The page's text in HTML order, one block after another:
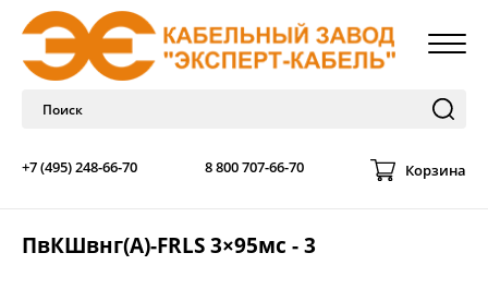
+7 (495) 248-66-70 8 800 707-66-70 Корзина
ПвКШвнг(А)-FRLS 3×95мс - 3